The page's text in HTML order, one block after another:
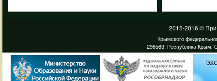
2015-2016 ©
Крымского
296563, Республика Крым,